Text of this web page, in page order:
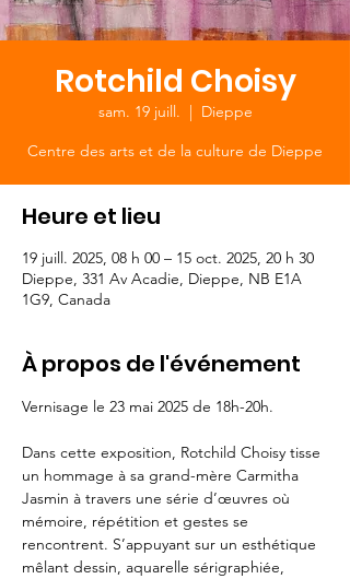
Rotchild Choisy
sam. 19 juill.
  |
Dieppe
Centre des arts et de la culture de Dieppe
Heure et lieu
19 juill. 2025, 08 h 00 – 15 oct. 2025, 20 h 30
Dieppe, 331 Av Acadie, Dieppe, NB E1A
1G9, Canada
À propos de l'événement
Vernisage le 23 mai 2025 de 18h-20h.
Dans cette exposition, Rotchild Choisy tisse
un hommage à sa grand-mère Carmitha
Jasmin à travers une série d’œuvres où
mémoire, répétition et gestes se
rencontrent. S’appuyant sur un esthétique
mêlant dessin, aquarelle sérigraphiée,